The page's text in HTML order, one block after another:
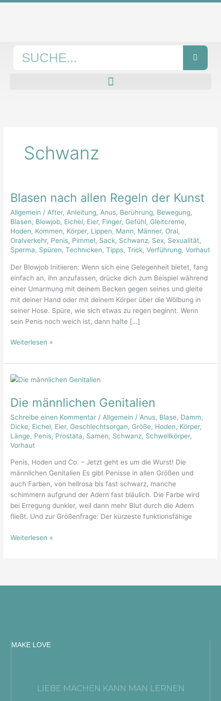
Zum
Schwanz
Blasen nach allen Regeln der Kunst
Allgemein / After, Anleitung, Anus, Berührung, Bewegung,
Blasen, Blowjob, Eichel, Eier, Finger, Gefühl, Gleitcreme,
Hoden, Kommen, Körper, Lippen, Mann, Männer, Oral,
Oralverkehr, Penis, Pimmel, Sack, Schwanz, Sex, Sexualität,
Sperma, Spüren,Technicken,Tipps,Trick,Verführung,Vorhaut
Der Blowjob Initiieren: Wenn sich eine Gelegenheit bietet, fang
einfach an, ihn anzufassen, drücke dich zum Beispiel während
einer Umarmung mit deinem Becken gegen seines und gleite
mit deiner Hand oder mit deinem Körper über die Wölbung in
seiner Hose. Spüre, wie sich etwas zu regen beginnt. Wenn
sein Penis noch weich ist, dann halte […]
Blasen
allen
Regeln
der
Kunst
Weiterlesen »
Die männlichen Genitalien
Schreibe einen Kommentar / Allgemein / Anus, Blase, Damm,
Dicke, Eichel, Eier, Geschlechtsorgan, Größe, Hoden, Körper,
Länge, Penis, Prostata, Samen, Schwanz, Schwellkörper,
Vorhaut
Penis, Hoden und Co. – Jetzt geht es um die Wurst! Die
männlichen Genitalien Es gibt Penisse in allen Größen und
auch Farben, von hellrosa bis fast schwarz, manche
schimmern aufgrund der Adern fast bläulich. Die Farbe wird
bei Erregung dunkler, weil dann mehr Blut durch die Adern
fließt. Und zur Größenfrage: Der kürzeste funktionsfähige
Die
Genitalien
Weiterlesen »
MAKE LOVE
LIEBE MACHEN KANN MAN LERNEN